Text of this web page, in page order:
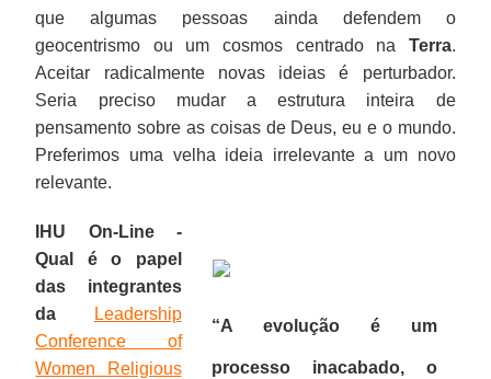
que algumas pessoas ainda defendem o
geocentrismo ou um cosmos centrado na Terra.
Aceitar radicalmente novas ideias é perturbador.
Seria preciso mudar a estrutura inteira de
pensamento sobre as coisas de Deus, eu e o mundo.
Preferimos uma velha ideia irrelevante a um novo
relevante.
“A evolução é um
processo inacabado, o
IHU On-Line -
Qual é o papel
das integrantes
da
Leadership
Conference of
Women Religious